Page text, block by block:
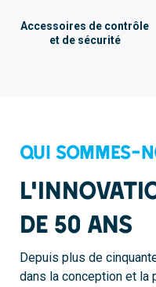
Accessoires de contrôle
et de sécurité
Qui sommes-
de 50 ans
Depuis plus de
dans la conception et la